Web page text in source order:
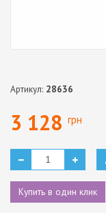
Артикул: 28636
3 128 грн
Купить в один клик